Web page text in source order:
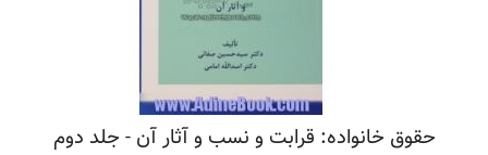
حقوق خانواده: قرابت و نسب و آثار آن - جلد دوم